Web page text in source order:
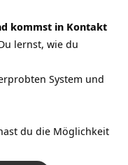
kommst in Kontakt
lernst, wie du
System und
du die Möglichkeit